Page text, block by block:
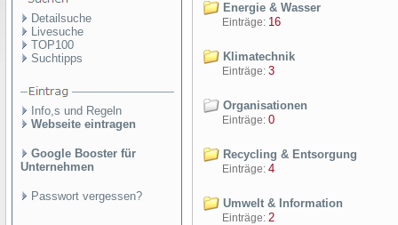
Detailsuche
Livesuche
TOP100
Suchtipps
Info,s und Regeln
Webseite eintragen
Google Booster für
Unternehmen
Passwort vergessen?
Energie & Wasser
Einträge: 16
Klimatechnik
Einträge: 3
Organisationen
Einträge: 0
Recycling & Entsorgung
Einträge: 4
Umwelt & Information
Einträge: 2